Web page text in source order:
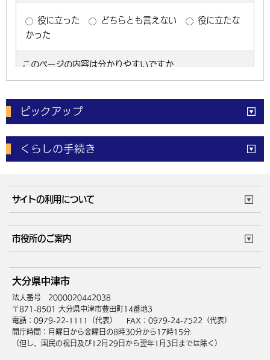
ピックアップ
電子申請 窓口の混雑状況
体育施設予約状況 ご意見・ご要望
くらしの手続き
成人・仕事
住まい・引越 ごみ・環境
健康・医療 障がい・福祉
高齢・介護
サイトの利用について
サイトマップ
市役所のご案内
庁舎地図 組織案内
中津市へのアクセス
大分県中津市
法人番号 2000020442038
〒871-8501 大分県中津市豊田町14番地3
電話：0979-22-1111（代表）
FAX：0979-24-7522（代表）
開庁時間：月曜日から金曜日の8時30分から17時15分
（但し、国民の祝日及び12月29日から翌年1月3日までは除く）